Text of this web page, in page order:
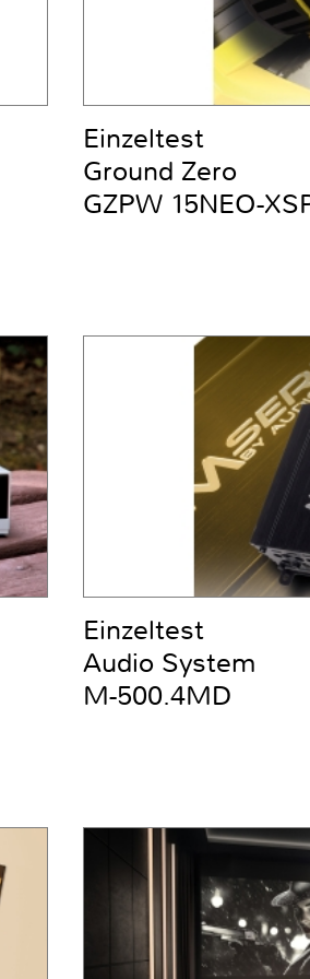
Einzeltest
Ground Zero
GZPW 15NEO-
Einzeltest
Audio System
M-500.4MD